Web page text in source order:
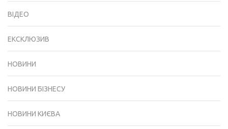
ВІДЕО
ЕКСКЛЮЗИВ
НОВИНИ
НОВИНИ БІЗНЕСУ
НОВИНИ КИЄВА